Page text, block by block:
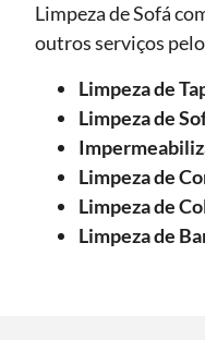
Limpeza de Sofá
outros serviços
Limpeza de
Limpeza de
Limpeza de
Limpeza de
Limpeza de